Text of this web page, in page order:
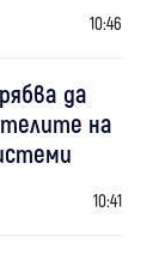
10:46
да
на
10:41